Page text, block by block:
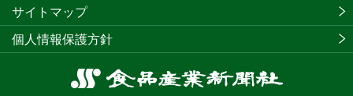
食
サイトマップ
個人情報保護方針